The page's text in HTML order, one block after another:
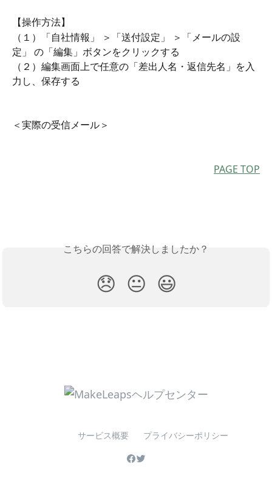
【操作方法】
（１）「自社情報」 ＞「送付設定」 ＞「メールの設
定」 の「編集」ボタンをクリックする
（２）編集画面上で任意の「差出人名・返信先名」を入
力し、保存する
＜実際の受信メール＞
PAGE TOP
こちらの回答で解決しましたか？
😞 😐 😃
サービス概要 プライバシーポリシー